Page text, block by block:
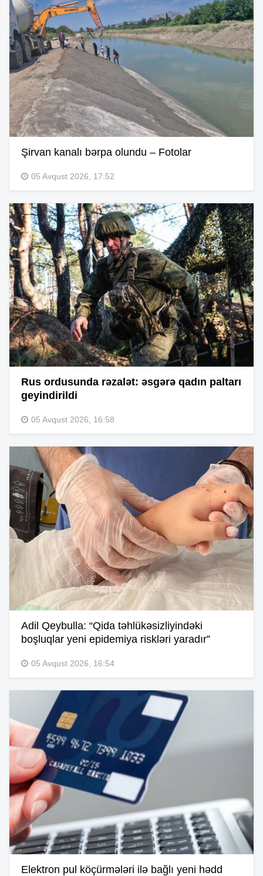
Şirvan kanalı bərpa olundu – Fotolar
05 Avqust 2026, 17:52
Rus ordusunda rəzalət: əsgərə qadın paltarı
geyindirildi
05 Avqust 2026, 16:58
Adil Qeybulla: “Qida təhlükəsizliyindəki
boşluqlar yeni epidemiya riskləri yaradır”
05 Avqust 2026, 16:54
Elektron pul köçürmələri ilə bağlı yeni hədd